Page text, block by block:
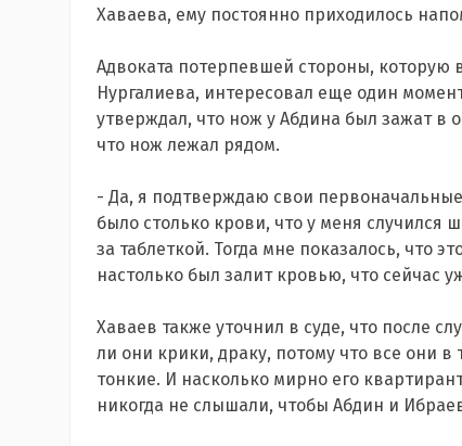
Хаваева, ему постоянно приходилось
Адвоката потерпевшей стороны, которую
Нургалиева, интересовал еще один
утверждал, что нож у Абдина был зажат в
что нож лежал рядом.
- Да, я подтверждаю свои
было столько крови, что у меня случился
за таблеткой. Тогда мне показалось, что
настолько был залит кровью, что сейчас
Хаваев также уточнил в суде, что после
ли они крики, драку, потому что все они
тонкие. И насколько мирно его
никогда не слышали, чтобы Абдин и